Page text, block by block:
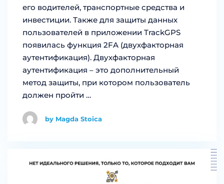
его водителей, транспортные средства и
инвестиции. Также для защиты данных
пользователей в приложении TrackGPS
появилась функция 2FA (двухфакторная
аутентификация). Двухфакторная
аутентификация – это дополнительный
метод защиты, при котором пользователь
должен пройти …
by Magda Stoica